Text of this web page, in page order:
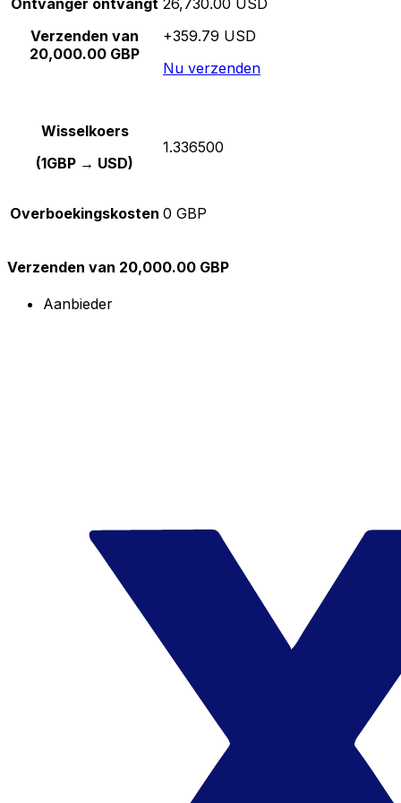
Verzenden van
20,000.00 GBP
+359.79 USD
Nu verzenden
Wisselkoers
(1GBP → USD)
1.336500
Overboekingskosten 0 GBP
Verzenden van 20,000.00 GBP
Aanbieder